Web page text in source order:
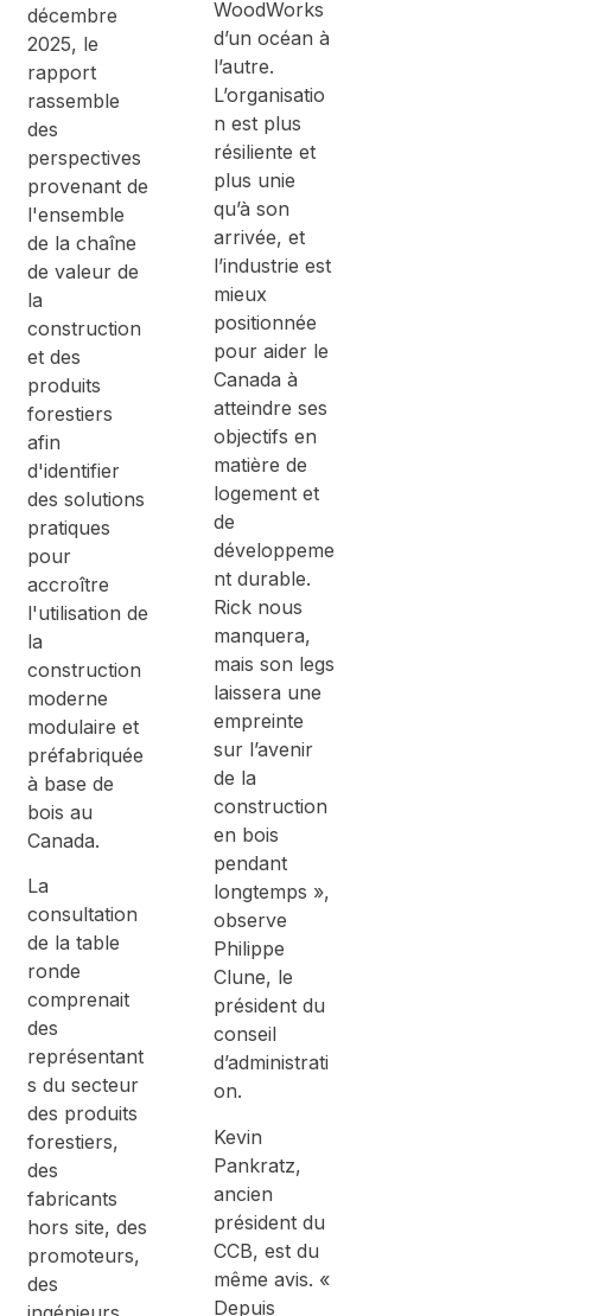
décembre
2025, le
rapport
rassemble
des
perspectives
provenant de
l'ensemble
de la chaîne
de valeur de
la
construction
et des
produits
forestiers
afin
d'identifier
des solutions
pratiques
pour
accroître
l'utilisation de
la
construction
moderne
modulaire et
préfabriquée
à base de
bois au
Canada.
La
consultation
de la table
ronde
comprenait
des
représentant
s du secteur
des produits
forestiers,
des
fabricants
hors site, des
promoteurs,
des
WoodWorks
d’un océan à
l’autre.
L’organisatio
n est plus
résiliente et
plus unie
qu’à son
arrivée, et
l’industrie est
mieux
positionnée
pour aider le
Canada à
atteindre ses
objectifs en
matière de
logement et
de
développeme
nt durable.
Rick nous
manquera,
mais son legs
laissera une
empreinte
sur l’avenir
de la
construction
en bois
pendant
longtemps »,
observe
Philippe
Clune, le
président du
conseil
d’administrati
on.
Kevin
Pankratz,
ancien
président du
CCB, est du
même avis. «
Depuis